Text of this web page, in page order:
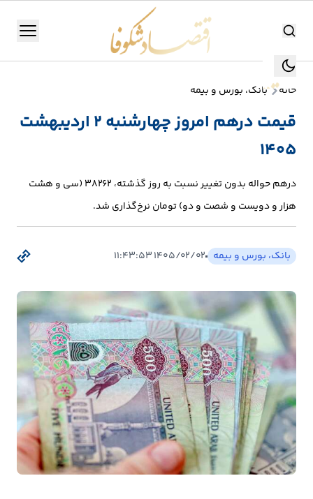
جستجو جستجو
منو
تولید
صنعت
انرژی
بانک،
و
بیمه
اقتصاد
جهان
بازار
تجارت
خانه بانک، بورس و بیمه
قیمت درهم امروز چهارشنبه ۲ اردیبهشت
۱۴۰۵
درهم حواله بدون تغییر نسبت به روز گذشته، 38262 (سی و هشت
هزار و دویست و شصت و دو) تومان نرخ‌گذاری شد.
بانک، بورس و بیمه ۱۴۰۵/۰۲/۰۲ ۱۱:۴۳:۵۳